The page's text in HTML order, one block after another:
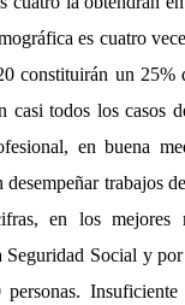
es cuatro
constituirán un 25%
casi todos los casos
en buena
desempeñar trabajos
en los mejores
Seguridad Social y
personas.